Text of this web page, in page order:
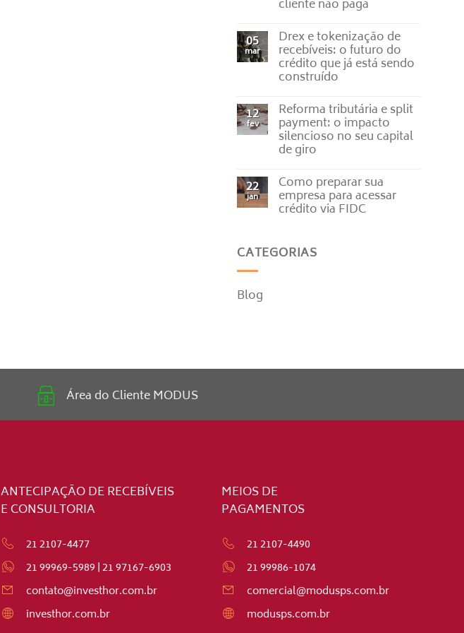
a
da
sua
empresa
contra
a
volatilidade
do
cliente não paga
comentário
em
Inadimplência
e
recuperação
de
crédito:
que
fazer
quando
o
cliente
não
paga
05
mar
Drex e tokenização de
recebíveis: o futuro do
crédito que já está sendo
construído
comentário
em
Drex
e
tokenização
de
recebíveis:
futuro
do
crédito
que
já
12
fev
Reforma tributária e split
payment: o impacto
silencioso no seu capital
de giro
comentário
em
Reforma
tributária
e
impacto
silencioso
22
jan
Como preparar sua
empresa para acessar
crédito via FIDC
Como
preparar
CATEGORIAS
Blog
Área do Cliente MODUS
ANTECIPAÇÃO DE RECEBÍVEIS
E CONSULTORIA
21 2107-4477
21 99969-5989|21 97167-6903
contato@investhor.com.br
investhor.com.br
MEIOS DE
PAGAMENTOS
21 2107-4490
21 99986-1074
comercial@modusps.com.br
modusps.com.br